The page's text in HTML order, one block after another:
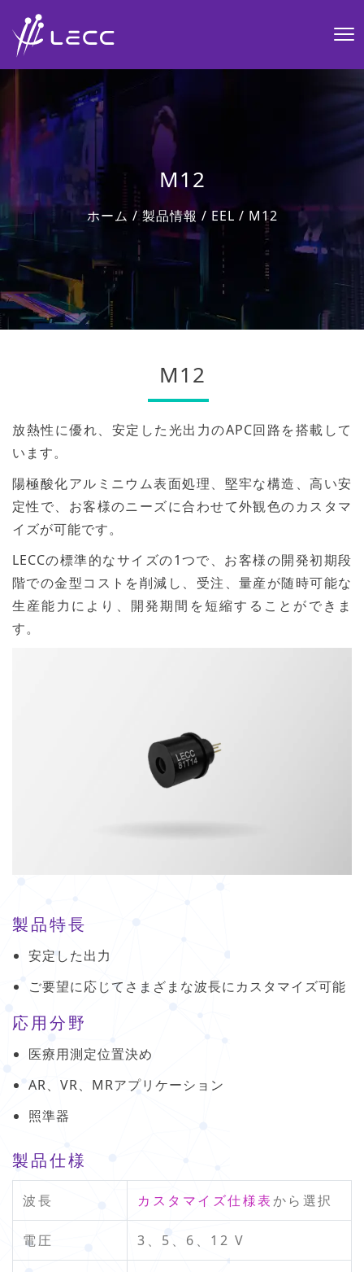
M12
ホーム / 製品情報 / EEL / M12
M12
放熱性に優れ、安定した光出力のAPC回路を搭載して
います。
陽極酸化アルミニウム表面処理、堅牢な構造、高い安
定性で、お客様のニーズに合わせて外観色のカスタマ
イズが可能です。
LECCの標準的なサイズの1つで、お客様の開発初期段
階での金型コストを削減し、受注、量産が随時可能な
生産能力により、開発期間を短縮することができま
す。
製品特長
安定した出力
ご要望に応じてさまざまな波長にカスタマイズ可能
応用分野
医療用測定位置決め
AR、VR、MRアプリケーション
照準器
製品仕様
波長 カスタマイズ仕様表から選択
電圧 3、5、6、12 V